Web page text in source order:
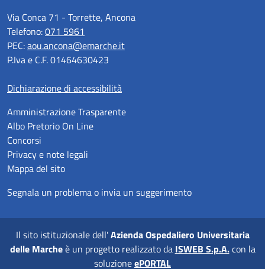
Via Conca 71 - Torrette, Ancona
Telefono:071 5961
PEC:aou.ancona@emarche.it
P.Iva e C.F. 01464630423
Dichiarazione di accessibilità
Amministrazione Trasparente
Albo Pretorio On Line
Concorsi
Privacy e note legali
Mappa del sito
Segnala un problema o invia un suggerimento
Il sito istituzionale dell'Azienda Ospedaliero Universitaria
delle Marcheè un progetto realizzato da ISWEB S.p.A.con la
soluzioneePORTAL